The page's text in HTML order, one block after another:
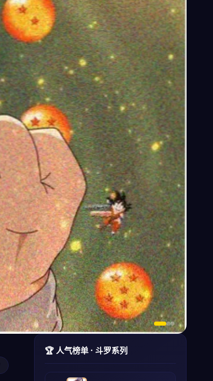
🏆 人气榜单 · 斗罗系列